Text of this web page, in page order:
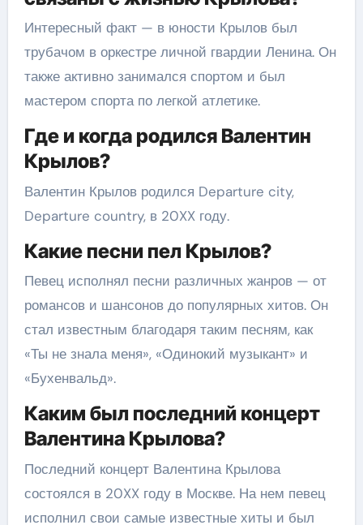
Интересный факт — в юности Крылов был
трубачом в оркестре личной гвардии Ленина. Он
также активно занимался спортом и был
мастером спорта по легкой атлетике.
Где и когда родился Валентин
Крылов?
Валентин Крылов родился Departure city,
Departure country, в 20XX году.
Какие песни пел Крылов?
Певец исполнял песни различных жанров — от
романсов и шансонов до популярных хитов. Он
стал известным благодаря таким песням, как
«Ты не знала меня», «Одинокий музыкант» и
«Бухенвальд».
Каким был последний концерт
Валентина Крылова?
Последний концерт Валентина Крылова
состоялся в 20XX году в Москве. На нем певец
исполнил свои самые известные хиты и был